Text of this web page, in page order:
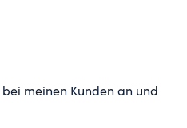
meinen Kunden an und